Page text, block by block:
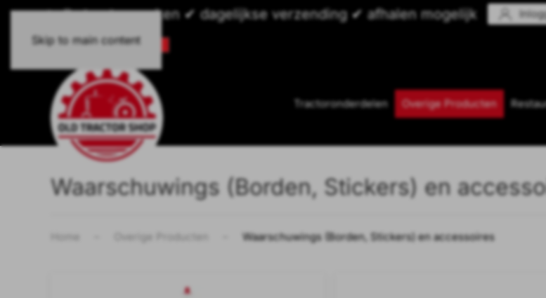
Skip to main content
✔ alle tractormerken ✔ dagelijkse verzending ✔ afhalen mogelijk
Tractoronderdelen Overige Producten
Waarschuwings (Borden, Stickers) en
Home Overige Producten Waarschuwings (Borden, Stickers) en accessoires